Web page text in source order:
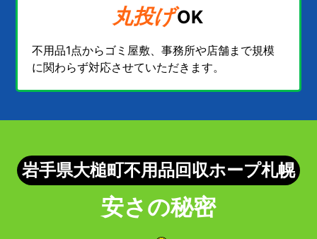
丸投げOK
不用品1点からゴミ屋敷、事務所や店舗まで規模
に関わらず対応させていただきます。
岩手県大槌町不用品回収ホープ札幌
安さの秘密